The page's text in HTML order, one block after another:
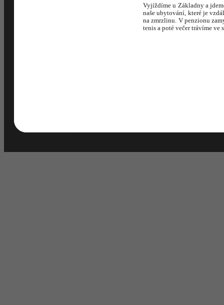
Vyjíždíme u Základny a
naše ubytování, které je
na zmrzlinu. V penzionu
tenis a poté večer trávíme